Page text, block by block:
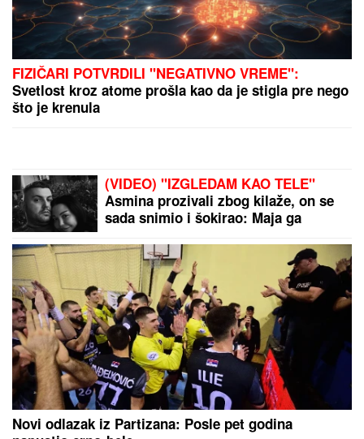
FIZIČARI POTVRDILI "NEGATIVNO VREME":
Svetlost kroz atome prošla kao da je stigla pre nego
što je krenula
(VIDEO) "IZGLEDAM KAO TELE"
Asmina prozivali zbog kilaže, on se
sada snimio i šokirao: Maja ga
Novi odlazak iz Partizana: Posle pet godina